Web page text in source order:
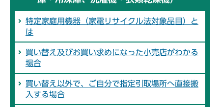
特定家庭用機器（家電リサイクル法対象品目）と
は
買い替え及びお買い求めになった小売店がわかる
場合
買い替え以外で、ご自分で指定引取場所へ直接搬
入する場合